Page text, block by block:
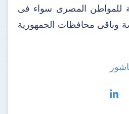
للمواطن المصرى سواء فى
وباقى محافظات الجمهورية